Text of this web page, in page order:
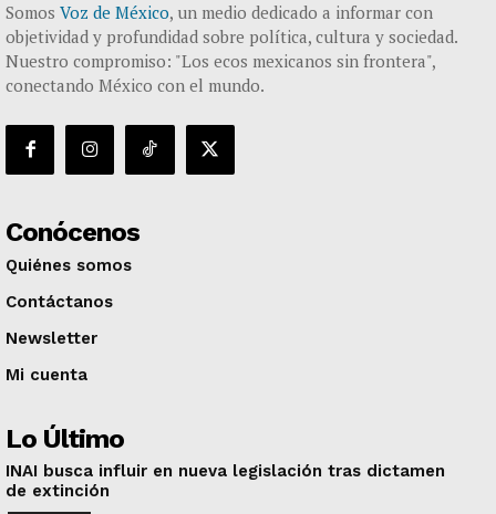
Somos Voz de México, un medio dedicado a informar con
objetividad y profundidad sobre política, cultura y sociedad.
Nuestro compromiso: "Los ecos mexicanos sin frontera",
conectando México con el mundo.
Conócenos
Quiénes somos
Contáctanos
Newsletter
Mi cuenta
Lo Último
INAI busca influir en nueva legislación tras dictamen
de extinción